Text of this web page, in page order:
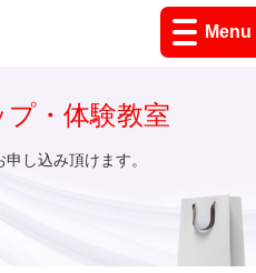
Menu
・体験教室
し込み頂けます。